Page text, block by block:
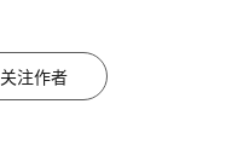
关注作者